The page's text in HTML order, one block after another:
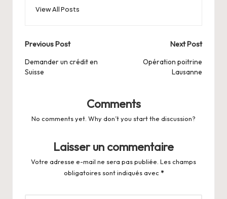
View All Posts
Post
navigation
Previous Post
Demander un crédit en
Suisse
Next Post
Opération poitrine
Lausanne
Comments
No comments yet. Why don’t you start the discussion?
Laisser un commentaire
Votre adresse e-mail ne sera pas publiée. Les champs
obligatoires sont indiqués avec *